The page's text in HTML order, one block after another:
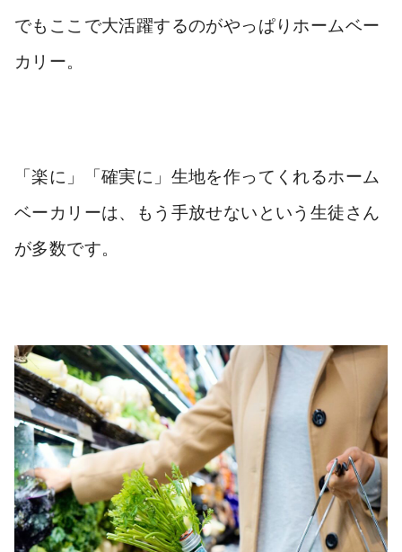
でもここで大活躍するのがやっぱりホームベー
カリー。
「楽に」「確実に」生地を作ってくれるホーム
ベーカリーは、もう手放せないという生徒さん
が多数です。